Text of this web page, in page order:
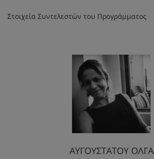
Στοιχεία Συντελεστών του Προγράμματος
ΑΥΓΟΥΣΤΑΤΟΥ ΟΛΓΑ